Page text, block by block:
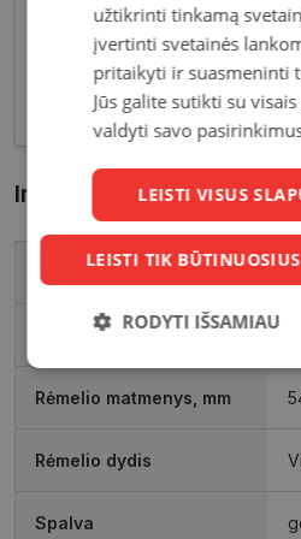
tiek klasikinių, tiek
sprendimų akinių rėmelių.
korekcija, tačiau ir stilingas
akcentas.
Informacija apie prekę
Prekės ženklas
Išleidimo metai
Rėmelio matmenys, mm
Rėmelio dydis
Spalva
užtikrinti tinkamą
įvertinti svetainės
pritaikyti ir suasmeninti
Jūs galite sutikti su
valdyti savo
LEISTI VISUS
LEISTI TIK
RODYTI IŠSAMIAU
Būtinieji
slapukai